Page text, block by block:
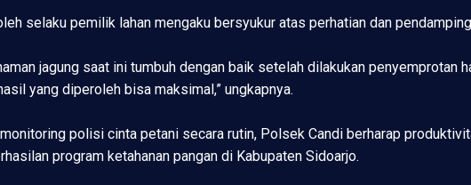
selaku pemilik lahan mengaku bersyukur atas perhatian dan
jagung saat ini tumbuh dengan baik setelah dilakukan penyemprotan
yang diperoleh bisa maksimal,” ungkapnya.
polisi cinta petani secara rutin, Polsek Candi berharap
program ketahanan pangan di Kabupaten Sidoarjo.